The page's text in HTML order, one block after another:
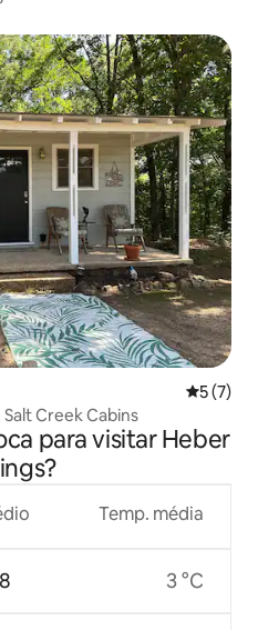
5 de
5 (7)
Creek Cabins
para visitar Heber
Temp. média
3 °C